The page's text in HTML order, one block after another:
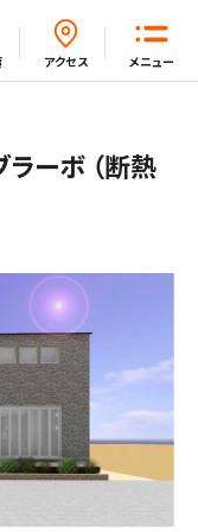
メニュー
アクセス
ラーボ （断熱
閉じる